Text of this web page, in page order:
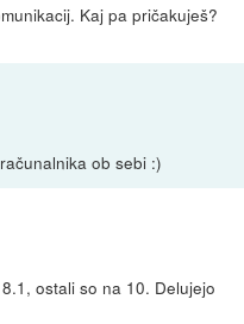
Kaj pa pričakuješ?
ob sebi :)
ostali so na 10. Delujejo